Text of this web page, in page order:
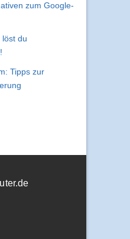
zum Google-
löst du
Tipps zur